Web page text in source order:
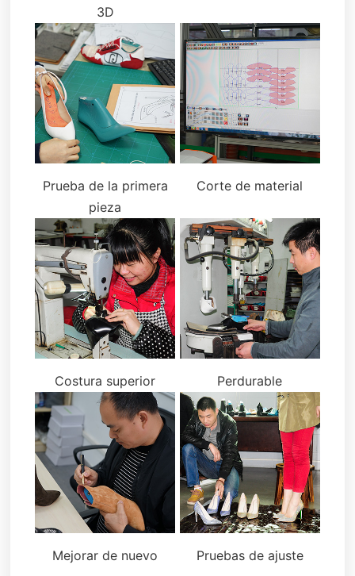
3D
Prueba de la primera
pieza
Corte de material
Costura superior Perdurable
Mejorar de nuevo Pruebas de ajuste